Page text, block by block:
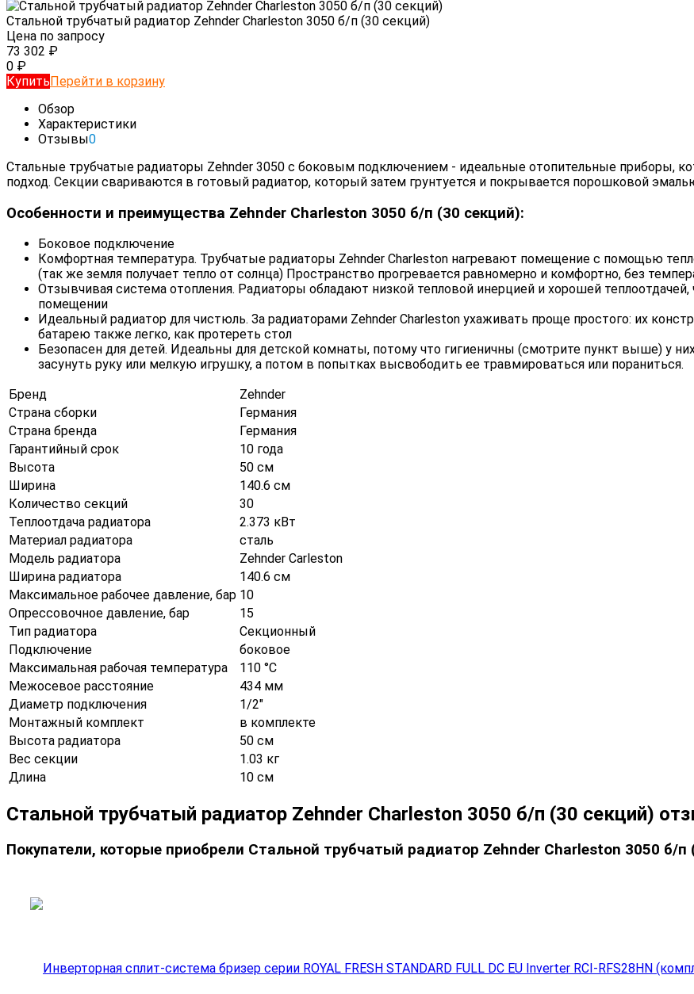
Стальной трубчатый радиатор Zehnder Charleston 3050 б/п (30 секций)
Цена по запросу
73 302 ₽
0 ₽
КупитьПерейти в корзину
Обзор
Характеристики
Отзывы0
Стальные трубчатые радиаторы Zehnder 3050 с боковым подключением - идеальные отопительные приборы,
подход. Секции свариваются в готовый радиатор, который затем грунтуется и покрывается порошковой
Особенности и преимущества Zehnder Charleston 3050 б/п (30 секций):
Боковое подключение
Комфортная температура. Трубчатые радиаторы Zehnder Charleston нагревают помещение с помощью
(так же земля получает тепло от солнца) Пространство прогревается равномерно и комфортно, без
Отзывчивая система отопления. Радиаторы обладают низкой тепловой инерцией и хорошей
помещении
Идеальный радиатор для чистюль. За радиаторами Zehnder Charleston ухаживать проще простого: их
батарею также легко, как протереть стол
Безопасен для детей. Идеальны для детской комнаты, потому что гигиеничны (смотрите пункт выше) у
засунуть руку или мелкую игрушку, а потом в попытках высвободить ее травмироваться или пораниться.
Бренд
Zehnder
Страна сборки
Германия
Страна бренда
Германия
Гарантийный срок
10 года
Высота
50 см
Ширина
140.6 см
Количество секций
30
Теплоотдача радиатора
2.373 кВт
Материал радиатора
сталь
Модель радиатора
Zehnder Carleston
Ширина радиатора
140.6 см
Максимальное рабочее давление, бар 10
Опрессовочное давление, бар
15
Тип радиатора
Секционный
Подключение
боковое
Максимальная рабочая температура
110 °С
Межосевое расстояние
434 мм
Диаметр подключения
1/2"
Монтажный комплект
в комплекте
Высота радиатора
50 см
Вес секции
1.03 кг
Длина
10 см
Стальной трубчатый радиатор Zehnder Charleston 3050 б/п (30 секций)
Покупатели, которые приобрели Стальной трубчатый радиатор Zehnder Charleston 3050 б/п